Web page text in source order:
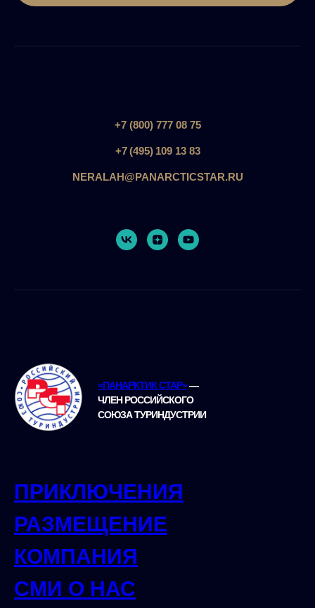
+7 (800) 777 08 75
+7 (495) 109 13 83
NERALAH@PANARCTICSTAR.RU
«ПАНАРКТИК СТАР»—
ЧЛЕН РОССИЙСКОГО
СОЮЗА ТУРИНДУСТРИИ
ПРИКЛЮЧЕНИЯ
РАЗМЕЩЕНИЕ
КОМПАНИЯ
СМИ О НАС